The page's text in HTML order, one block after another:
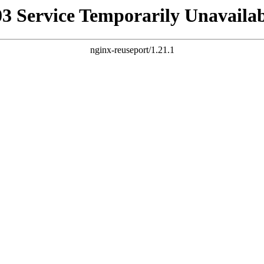
Service Temporarily
nginx-reuseport/1.21.1